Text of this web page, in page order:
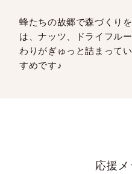
蜂たちの故郷で森づくり
は、ナッツ、ドライフル
わりがぎゅっと詰まって
すめです♪
応援メ